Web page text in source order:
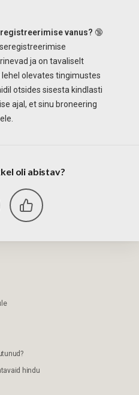
vanus? 🔞
ja on tavaliselt
olevates tingimustes
otsides sisesta kindlasti
ajal, et sinu broneering
oli abistav?
hindu